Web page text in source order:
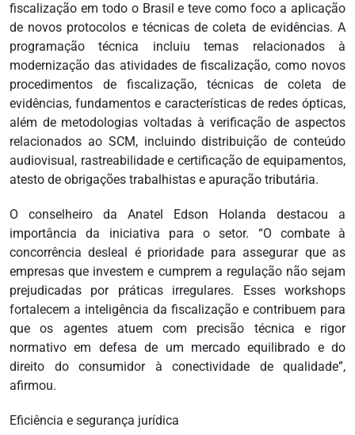
fiscalização em todo o Brasil e teve como foco a aplicação
de novos protocolos e técnicas de coleta de evidências. A
programação técnica incluiu temas relacionados à
modernização das atividades de fiscalização, como novos
procedimentos de fiscalização, técnicas de coleta de
evidências, fundamentos e características de redes ópticas,
além de metodologias voltadas à verificação de aspectos
relacionados ao SCM, incluindo distribuição de conteúdo
audiovisual, rastreabilidade e certificação de equipamentos,
atesto de obrigações trabalhistas e apuração tributária.
O conselheiro da Anatel Edson Holanda destacou a
importância da iniciativa para o setor. “O combate à
concorrência desleal é prioridade para assegurar que as
empresas que investem e cumprem a regulação não sejam
prejudicadas por práticas irregulares. Esses workshops
fortalecem a inteligência da fiscalização e contribuem para
que os agentes atuem com precisão técnica e rigor
normativo em defesa de um mercado equilibrado e do
direito do consumidor à conectividade de qualidade”,
afirmou.
Eficiência e segurança jurídica